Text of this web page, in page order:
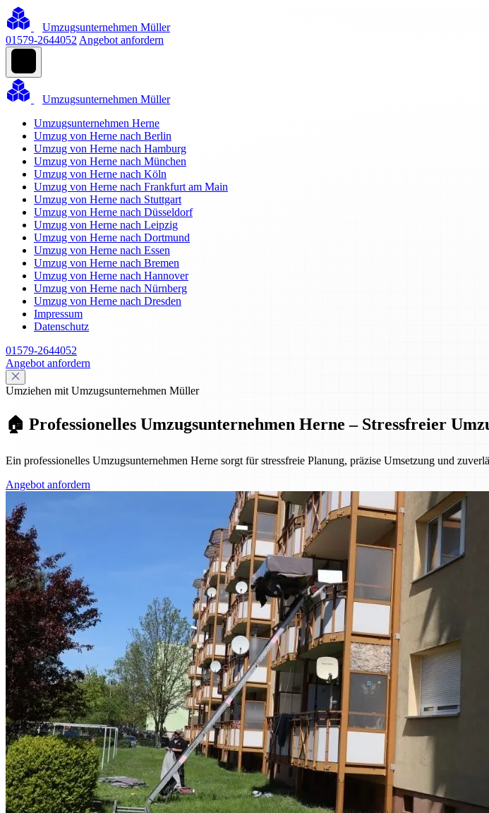
Umzugsunternehmen Müller
01579-2644052 Angebot anfordern
Umzugsunternehmen Müller
Umzugsunternehmen Herne
Umzug von Herne nach Berlin
Umzug von Herne nach Hamburg
Umzug von Herne nach München
Umzug von Herne nach Köln
Umzug von Herne nach Frankfurt am Main
Umzug von Herne nach Stuttgart
Umzug von Herne nach Düsseldorf
Umzug von Herne nach Leipzig
Umzug von Herne nach Dortmund
Umzug von Herne nach Essen
Umzug von Herne nach Bremen
Umzug von Herne nach Hannover
Umzug von Herne nach Nürnberg
Umzug von Herne nach Dresden
Impressum
Datenschutz
01579-2644052
Angebot anfordern
Umziehen mit Umzugsunternehmen Müller
🏠 Professionelles Umzugsunternehmen Herne – Stressfreier
Ein professionelles Umzugsunternehmen Herne sorgt für stressfreie Planung, präzise Umsetzung und
Angebot anfordern